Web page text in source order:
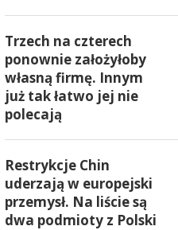
Trzech na czterech
ponownie założyłoby
własną firmę. Innym
już tak łatwo jej nie
polecają
Restrykcje Chin
uderzają w europejski
przemysł. Na liście są
dwa podmioty z Polski